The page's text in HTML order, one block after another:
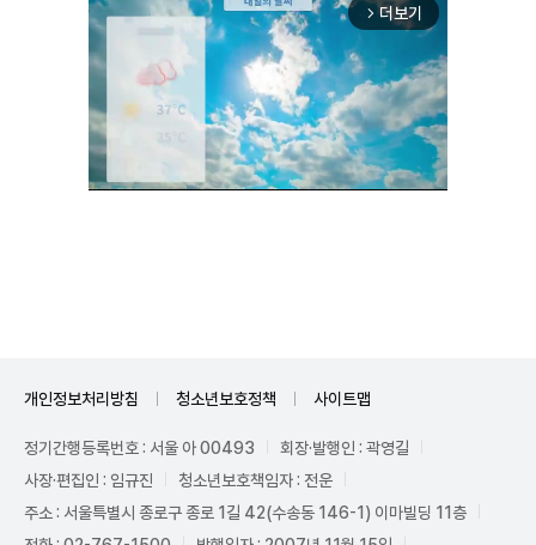
arrow_forward_ios 더보기
개인정보처리방침 청소년보호정책 사이트맵
정기간행등록번호 : 서울 아 00493
회장·발행인 : 곽영길
사장·편집인 : 임규진
청소년보호책임자 : 전운
주소 : 서울특별시 종로구 종로 1길 42(수송동 146-1) 이마빌딩 11층